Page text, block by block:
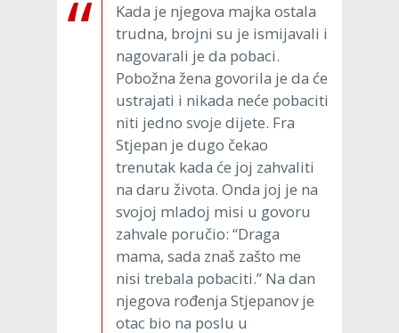
Kada je njegova majka ostala
trudna, brojni su je ismijavali i
nagovarali je da pobaci.
Pobožna žena govorila je da će
ustrajati i nikada neće pobaciti
niti jedno svoje dijete. Fra
Stjepan je dugo čekao
trenutak kada će joj zahvaliti
na daru života. Onda joj je na
svojoj mladoj misi u govoru
zahvale poručio: “Draga
mama, sada znaš zašto me
nisi trebala pobaciti.” Na dan
njegova rođenja Stjepanov je
otac bio na poslu u